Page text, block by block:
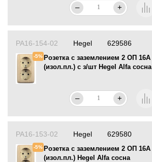
– +
629586
РА16-154-02
-5%Розетка с заземлением 2 ОП 16А
(изол.пл.) с з/шт Hegel Alfa сосна
Hegel
– +
629580
РА16-153-02
-5%Розетка с заземлением 2 ОП 16А
(изол.пл.) Hegel Alfa сосна
Hegel